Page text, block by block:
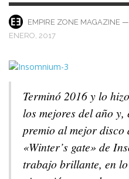
EMPIRE ZONE MAGAZINE —
ENERO, 2017
Terminó 2016 y lo
los mejores del año y,
premio al mejor disco
«Winter’s gate» de
trabajo brillante, en